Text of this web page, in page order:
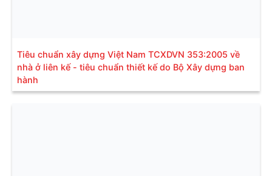
Tiêu chuẩn xây dựng Việt Nam TCXDVN 353:2005 về
nhà ở liên kế - tiêu chuẩn thiết kế do Bộ Xây dựng ban
hành